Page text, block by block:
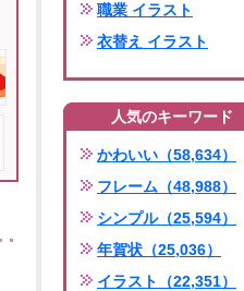
職業 イラスト
衣替え イラスト
人気のキーワード
かわいい（58,634）
フレーム（48,988）
シンプル（25,594）
年賀状（25,036）
イラスト（22,351）